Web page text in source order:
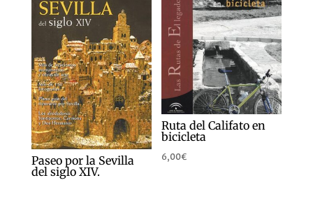
Paseo por la Sevilla
del siglo XIV.
Ruta del Califato en
bicicleta
6,00€